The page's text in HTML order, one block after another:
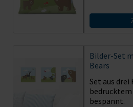
Bilder-Set
Bears
Set aus
bedrucktem
bespannt.